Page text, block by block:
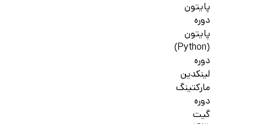
پایتون
دوره
پایتون
(Python)
دوره
لینکدین
مارکتینگ
دوره
گیت